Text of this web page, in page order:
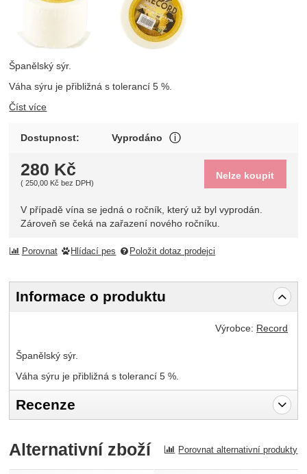
Španělský sýr.
Váha sýru je přibližná s tolerancí 5 %.
Číst více
Dostupnost: Vyprodáno
280 Kč
( 250,00 Kč bez DPH)
Nelze koupit
V případě vína se jedná o ročník, který už byl vyprodán.
Zároveň se čeká na zařazení nového ročníku.
Porovnat Hlídací pes Položit dotaz prodejci
Informace o produktu
Výrobce: Record
Španělský sýr.
Váha sýru je přibližná s tolerancí 5 %.
Recenze
Recenze
Alternativní zboží Porovnat alternativní produkty